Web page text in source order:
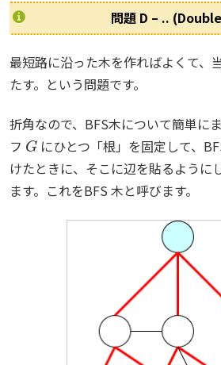
問題 D – ..
最短路に沿った木を作ればよくて、
たす。という問題です。
折角なので、BFS木について簡単に
フ
G
にひとつ「根」を固定して、
けたときに、そこに辺を貼るように
ます。これをBFS 木と呼びます。